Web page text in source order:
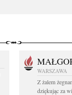
WARSZAWA
Z żalem
dziękując za